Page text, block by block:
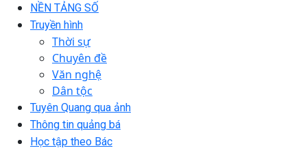
NỀN TẢNG SỐ
Truyền hình
Thời sự
Chuyên đề
Văn nghệ
Dân tộc
Tuyên Quang qua ảnh
Thông tin quảng bá
Học tập theo Bác